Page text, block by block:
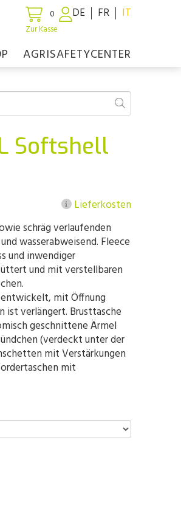
0
Zur Kasse
DE FR IT
AGRISAFETYCENTER
Softshell
Lieferkosten
schräg verlaufenden
wasserabweisend. Fleece
und inwendiger
und mit verstellbaren
entwickelt, mit Öffnung
ist verlängert. Brusttasche
geschnittene Ärmel
(verdeckt unter der
mit Verstärkungen
mit